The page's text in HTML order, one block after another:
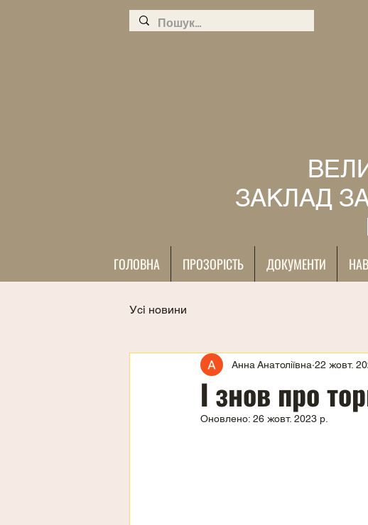
ЗАКЛАД
ГОЛОВНА ПРОЗОРІСТЬ ДОКУМЕНТИ
Усі новини
І знов про
Анна Анатоліївна 22 жовт.
Оновлено: 26 жовт. 2023 р.